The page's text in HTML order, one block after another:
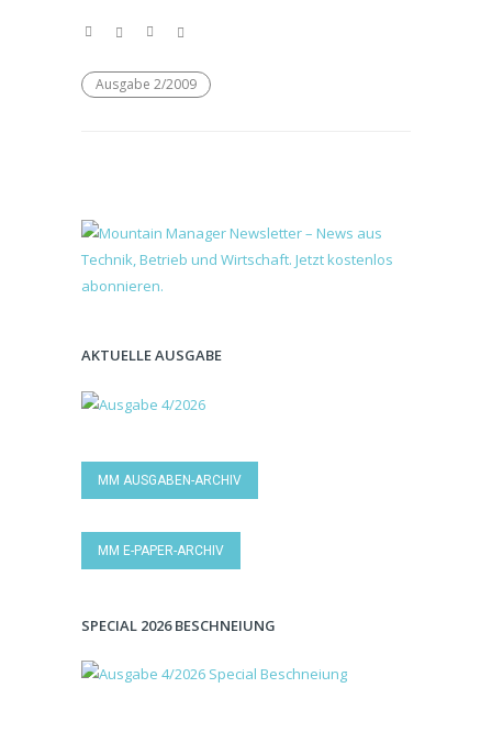
Ausgabe 2/2009
AKTUELLE AUSGABE
MM AUSGABEN-ARCHIV
MM E-PAPER-ARCHIV
SPECIAL 2026 BESCHNEIUNG